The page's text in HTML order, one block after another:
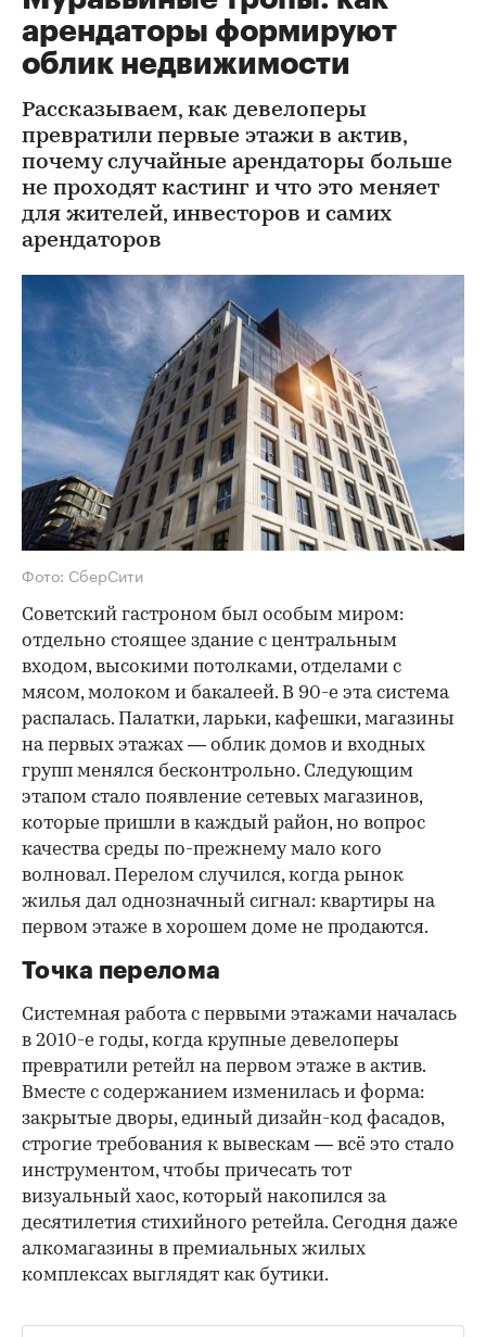
арендаторы формируют
облик недвижимости
Рассказываем, как девелоперы
превратили первые этажи в актив,
почему случайные арендаторы больше
не проходят кастинг и что это меняет
для жителей, инвесторов и самих
арендаторов
Фото: СберСити
Советский гастроном был особым миром:
отдельно стоящее здание с центральным
входом, высокими потолками, отделами с
мясом, молоком и бакалеей. В 90-е эта система
распалась. Палатки, ларьки, кафешки, магазины
на первых этажах — облик домов и входных
групп менялся бесконтрольно. Следующим
этапом стало появление сетевых магазинов,
которые пришли в каждый район, но вопрос
качества среды по-прежнему мало кого
волновал. Перелом случился, когда рынок
жилья дал однозначный сигнал: квартиры на
первом этаже в хорошем доме не продаются.
Точка перелома
Системная работа с первыми этажами началась
в 2010-е годы, когда крупные девелоперы
превратили ретейл на первом этаже в актив.
Вместе с содержанием изменилась и форма:
закрытые дворы, единый дизайн-код фасадов,
строгие требования к вывескам — всё это стало
инструментом, чтобы причесать тот
визуальный хаос, который накопился за
десятилетия стихийного ретейла. Сегодня даже
алкомагазины в премиальных жилых
комплексах выглядят как бутики.